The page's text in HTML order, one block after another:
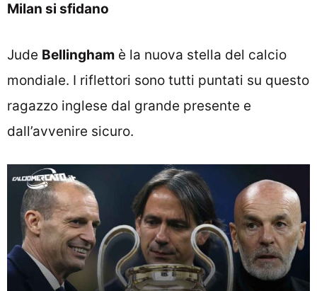
Milan si sfidano
Jude Bellingham è la nuova stella del calcio
mondiale. I riflettori sono tutti puntati su questo
ragazzo inglese dal grande presente e
dall’avvenire sicuro.